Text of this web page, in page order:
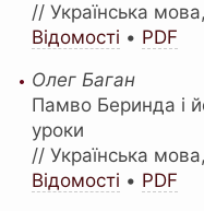
// Українська
Відомості • PDF
Олег Баган
Памво Беринда і
уроки
// Українська
Відомості • PDF